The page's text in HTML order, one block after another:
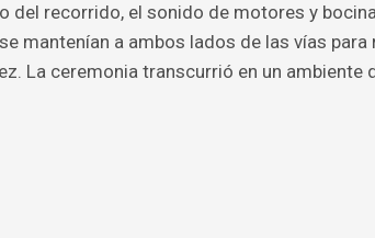
del recorrido, el sonido de motores y
mantenían a ambos lados de las vías
La ceremonia transcurrió en un ambiente